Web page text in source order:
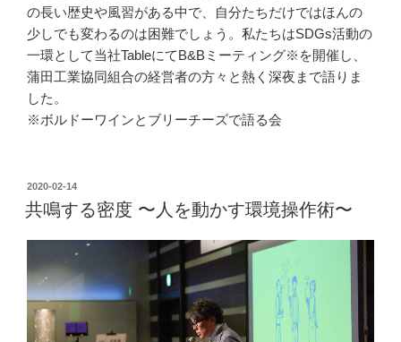
の長い歴史や風習がある中で、自分たちだけではほんの
少しでも変わるのは困難でしょう。私たちはSDGs活動の
一環として当社TableにてB&Bミーティング※を開催し、
蒲田工業協同組合の経営者の方々と熱く深夜まで語りま
した。
※ボルドーワインとブリーチーズで語る会
投
稿
日:
2020-02-14
共鳴する密度 〜人を動かす環境操作術〜